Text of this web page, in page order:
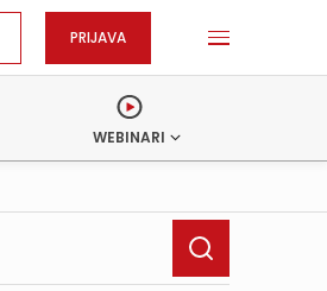
PRIJAVA
WEBINARI